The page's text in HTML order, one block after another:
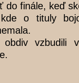
do finále, keď
o tituly
vzbudili